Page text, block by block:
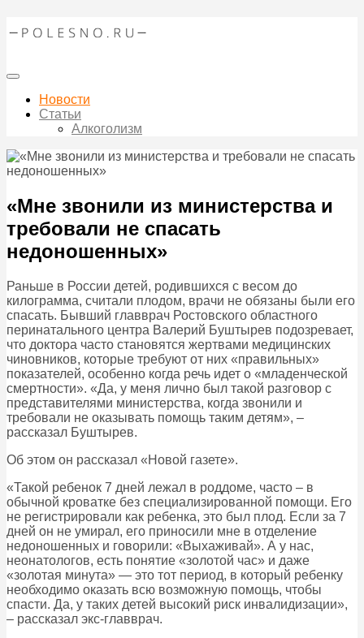
Новости
Статьи
Алкоголизм
«Мне звонили из министерства и
требовали не спасать
недоношенных»
Раньше в России детей, родившихся с весом до
килограмма, считали плодом, врачи не обязаны были его
спасать. Бывший главврач Ростовского областного
перинатального центра Валерий Буштырев подозревает,
что доктора часто становятся жертвами медицинских
чиновников, которые требуют от них «правильных»
показателей, особенно когда речь идет о «младенческой
смертности». «Да, у меня лично был такой разговор с
представителями министерства, когда звонили и
требовали не оказывать помощь таким детям», –
рассказал Буштырев.
Об этом он рассказал «Новой газете».
«Такой ребенок 7 дней лежал в роддоме, часто – в
обычной кроватке без специализированной помощи. Его
не регистрировали как ребенка, это был плод. Если за 7
дней он не умирал, его приносили мне в отделение
недоношенных и говорили: «Выхаживай». А у нас,
неонатологов, есть понятие «золотой час» и даже
«золотая минута» — это тот период, в который ребенку
необходимо оказать всю возможную помощь, чтобы
спасти. Да, у таких детей высокий риск инвалидизации»,
– рассказал экс-главврач.